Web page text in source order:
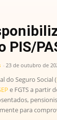
PIS/
- 23 de outubro de
do Seguro Social (
e FGTS a partir
para